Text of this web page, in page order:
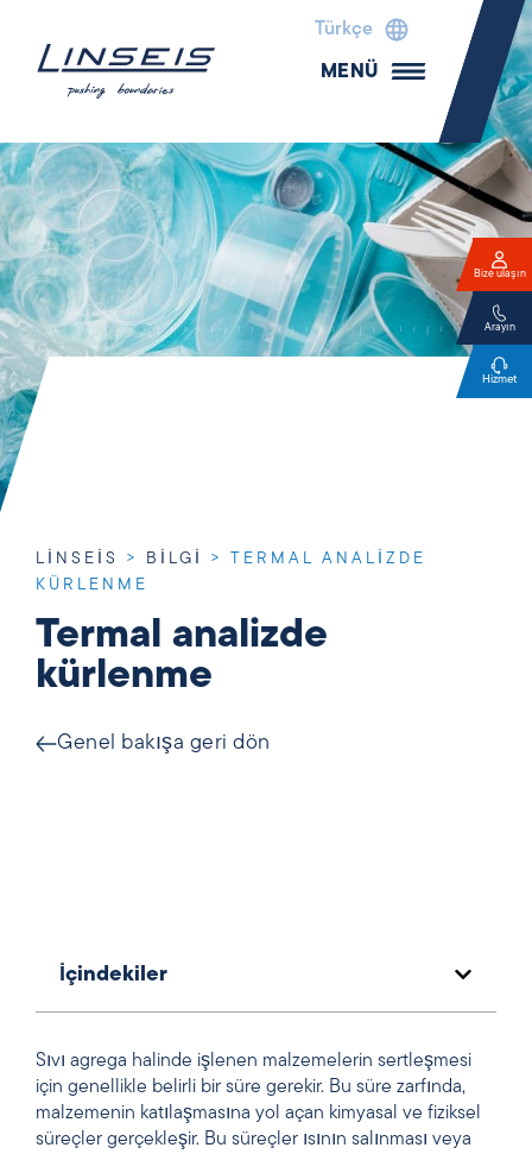
Türkçe
MENÜ
LINSEIS > BILGI >
TERMAL ANALIZDE
KÜRLENME
Termal analizde
kürlenme
Genel bakışa geri dön
İçindekiler
Sıvı agrega halinde işlenen malzemelerin sertleşmesi
için genellikle belirli bir süre gerekir. Bu süre zarfında,
malzemenin katılaşmasına yol açan kimyasal ve fiziksel
süreçler gerçekleşir. Bu süreçler ısının salınması veya
Bize ulaşın
Arayın
Hizmet